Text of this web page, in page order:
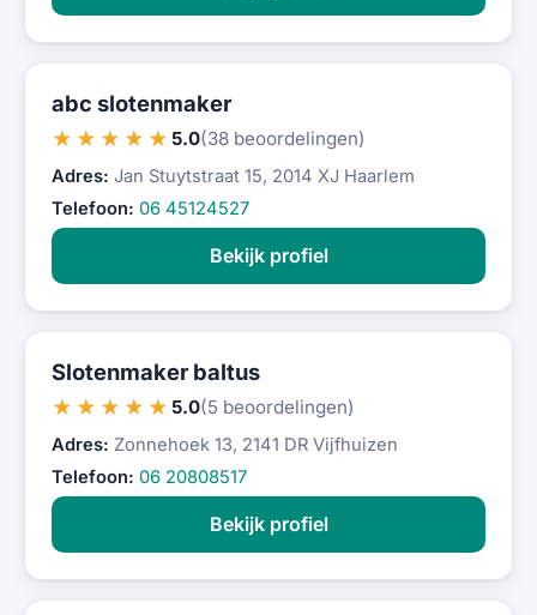
abc slotenmaker
★★★★★ 5.0(38 beoordelingen)
Adres: Jan Stuytstraat 15, 2014 XJ Haarlem
Telefoon: 06 45124527
Bekijk profiel
Slotenmaker baltus
★★★★★ 5.0(5 beoordelingen)
Adres: Zonnehoek 13, 2141 DR Vijfhuizen
Telefoon: 06 20808517
Bekijk profiel